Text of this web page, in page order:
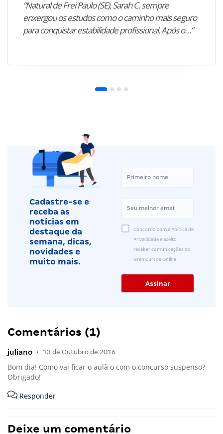
“Natural de Frei Paulo (SE), Sarah C. sempre
enxergou os estudos como o caminho mais seguro
para conquistar estabilidade profissional. Após o…”
Cadastre-se e
receba as
notícias em
destaque da
semana, dicas,
novidades e
muito mais.
Concordo com a Política de
Privacidade e aceito
receber comunicações do
Gran Cursos Online.
Comentários (1)
juliano • 13 de Outubro de 2016
Bom dia! Como vai ficar o aulã o com o concurso suspenso?
Obrigado!
Responder
Deixe um comentário